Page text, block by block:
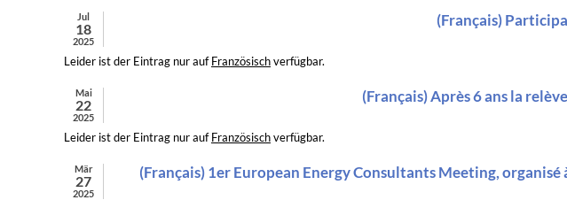
Jul
18
2025
(Français)
Leider ist der Eintrag nur aufFranzösischverfügbar.
Mai
22
2025
(Français) Après 6 ans la
Leider ist der Eintrag nur aufFranzösischverfügbar.
Mär
27
2025
(Français) 1er European Energy Consultants Meeting,